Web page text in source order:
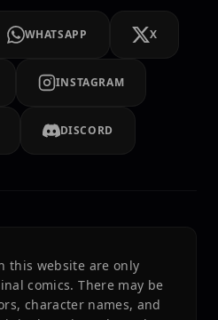
WHATSAPP X
INSTAGRAM
DISCORD
this website are only
comics. There may be
character names, and